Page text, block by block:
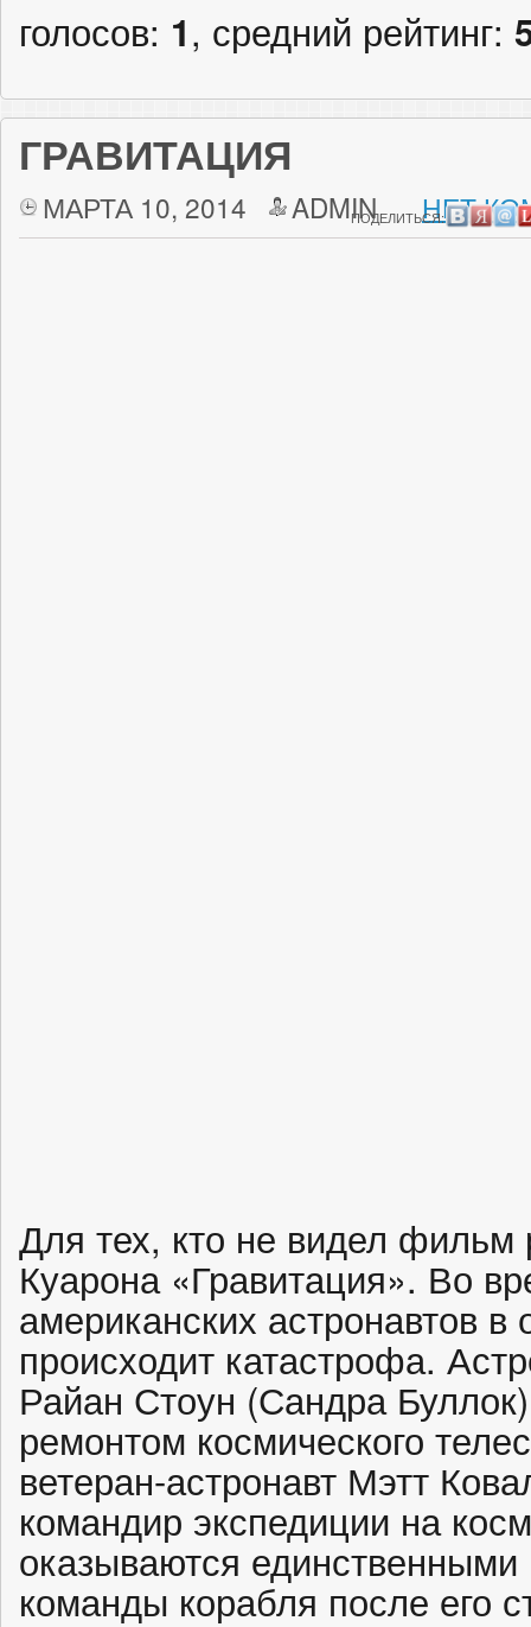
голосов: 1, средний рейтинг:
ГРАВИТАЦИЯ
МАРТА 10, 2014 ADMIN НЕТ
ПОДЕЛИТЬСЯ:
Для тех, кто не видел
Куарона «Гравитация». Во
американских астронавтов в
происходит катастрофа.
Райан Стоун (Сандра
ремонтом космического
ветеран-астронавт Мэтт
командир экспедиции на
оказываются
команды корабля после его